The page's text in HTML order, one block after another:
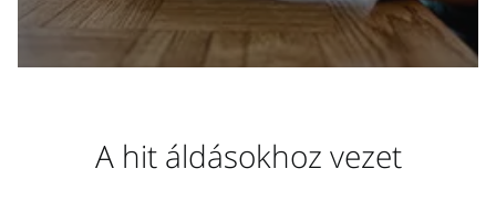
A hit áldásokhoz vezet